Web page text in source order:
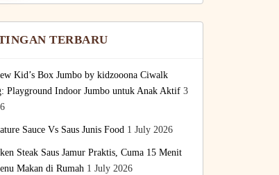
TERBARU
Kid’s Box Jumbo by kidzooona Ciwalk
Playground Indoor Jumbo untuk Anak Aktif 3
Sauce Vs Saus Junis Food 1 July 2026
Steak Saus Jamur Praktis, Cuma 15 Menit
Makan di Rumah 1 July 2026